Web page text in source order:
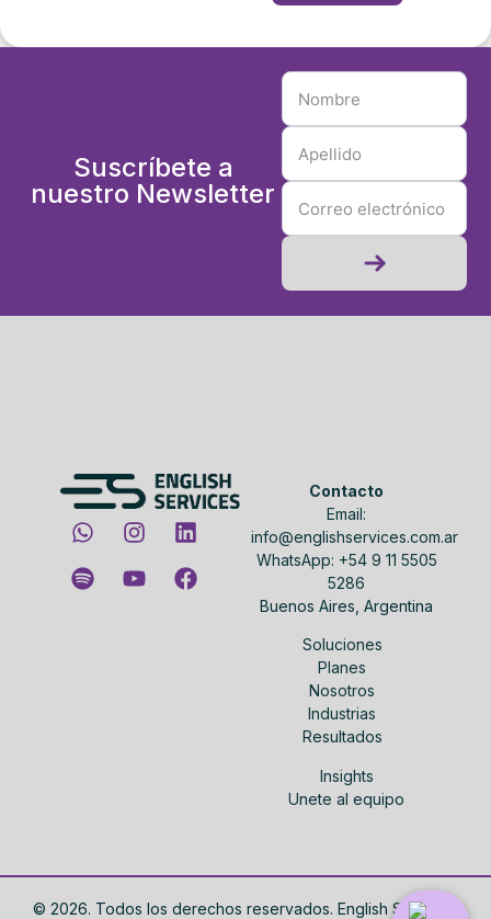
Suscríbete a
nuestro Newsletter
Contacto
Email:
info@englishservices.com.ar
WhatsApp: +54 9 11 5505
5286
Buenos Aires, Argentina
Soluciones
Planes
Nosotros
Industrias
Resultados
Insights
Unete al equipo
© 2026. Todos los derechos reservados. English Services.